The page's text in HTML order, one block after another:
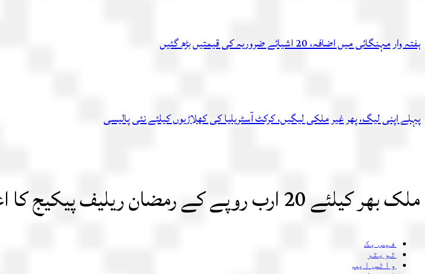
ہفتہ وار مہنگائی میں اضافہ، 20 اشیائے ضروریہ کی قیمتیں بڑھ گئیں
پہلے اپنی لیگ، پھر غیر ملکی لیگیں، کرکٹ آسٹریلیا کی کھلاڑیوں کیلئے نئی پالیسی
ملک بھر کیلئے 20 ارب روپے کے رمضان ریلیف پیکیج کا اعلان
فیس بک
ٹویٹر
واٹس ایپ